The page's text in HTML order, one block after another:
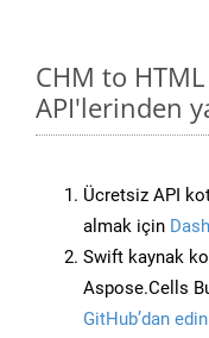
CHM to
API'lerinden
Ücretsiz API
almak için
Swift kaynak
Aspose.Cells
GitHub’dan